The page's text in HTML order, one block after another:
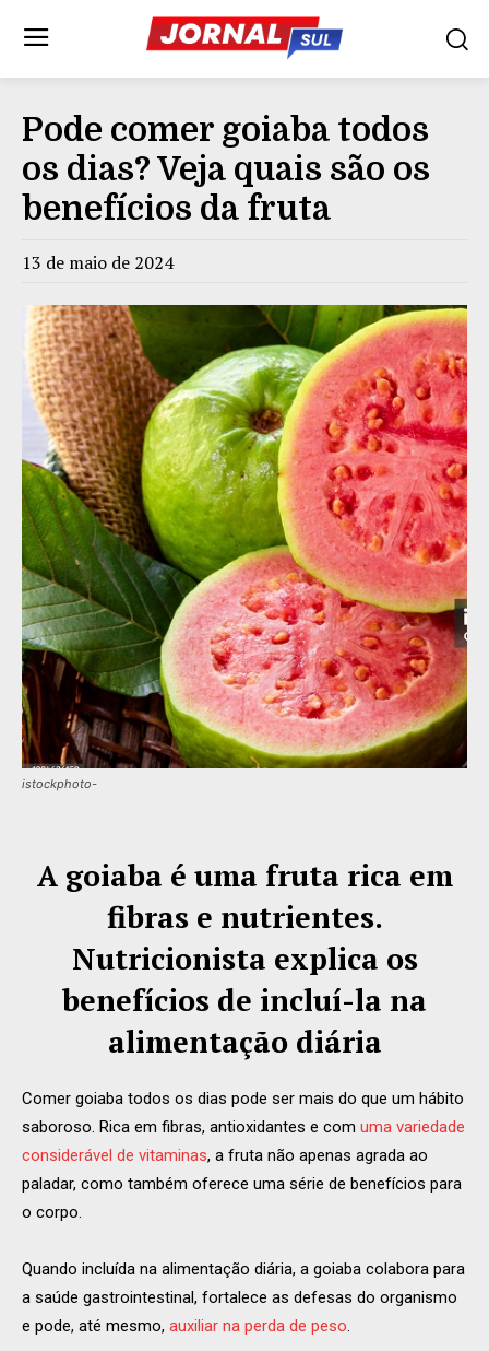
Pode comer goiaba todos
os dias? Veja quais são os
benefícios da fruta
13 de maio de 2024
istockphoto-
A goiaba é uma fruta rica em
fibras e nutrientes.
Nutricionista explica os
benefícios de incluí-la na
alimentação diária
Comer goiaba todos os dias pode ser mais do que um hábito
saboroso. Rica em fibras, antioxidantes e com uma variedade
considerável de vitaminas, a fruta não apenas agrada ao
paladar, como também oferece uma série de benefícios para
o corpo.
Quando incluída na alimentação diária, a goiaba colabora para
a saúde gastrointestinal, fortalece as defesas do organismo
e pode, até mesmo, auxiliar na perda de peso.